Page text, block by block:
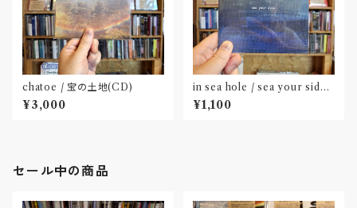
chatoe / 宝の土地(CD)
¥3,000
in sea hole / sea your side
(CD)
¥1,100
セール中の商品